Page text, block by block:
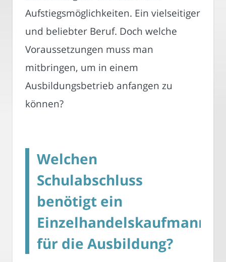
Aufstiegsmöglichkeiten. Ein vielseitiger
und beliebter Beruf. Doch welche
Voraussetzungen muss man
mitbringen, um in einem
Ausbildungsbetrieb anfangen zu
können?
Welchen
Schulabschluss
benötigt ein
Einzelhandelskaufmann
für die Ausbildung?